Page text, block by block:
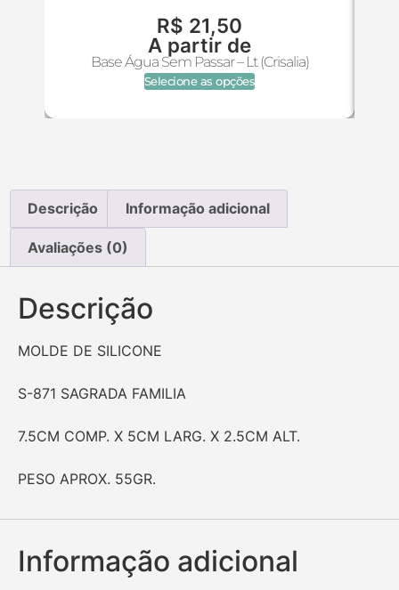
A partir de
R$ 21,50
Base Água Sem Passar – Lt (Crisalia)
Selecione as opções
Descrição Informação adicional
Avaliações (0)
Descrição
MOLDE DE SILICONE
S-871 SAGRADA FAMILIA
7.5CM COMP. X 5CM LARG. X 2.5CM ALT.
PESO APROX. 55GR.
Informação adicional